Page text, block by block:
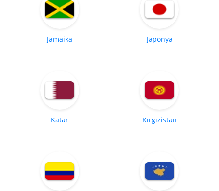
Jamaika Japonya
Katar Kırgızistan